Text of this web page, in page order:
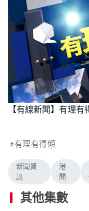
U
n
m
u
L
o
a
d
%
【有線新聞】有理
有理有得傾
新聞資
訊
港
聞
其他集數